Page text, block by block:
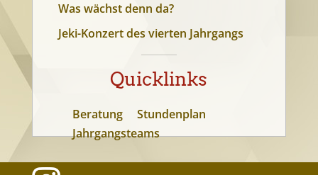
Was wächst denn da?
Jeki-Konzert des vierten Jahrgangs
Quicklinks
Beratung
Stundenplan
Jahrgangsteams